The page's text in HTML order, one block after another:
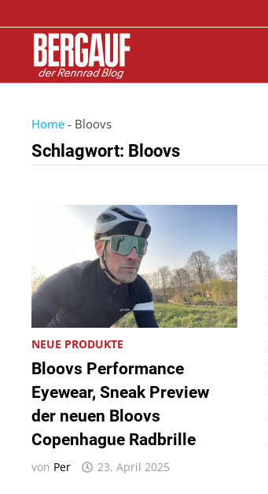
zum
Home - Bloovs
Schlagwort: Bloovs
NEUE PRODUKTE
Bloovs Performance
Eyewear, Sneak Preview
der neuen Bloovs
Copenhague Radbrille
von Per 23. April 2025